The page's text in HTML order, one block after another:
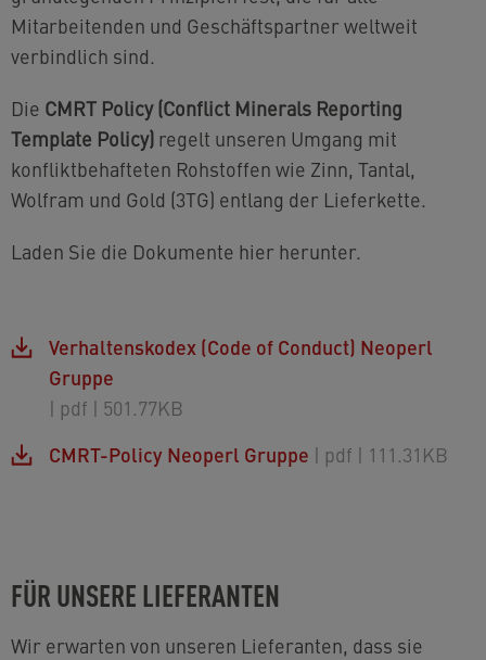
Mitarbeitenden und Geschäftspartner weltweit
verbindlich sind.
Die CMRT Policy (Conflict Minerals Reporting
Template Policy) regelt unseren Umgang mit
konfliktbehafteten Rohstoffen wie Zinn, Tantal,
Wolfram und Gold (3TG) entlang der Lieferkette.
Laden Sie die Dokumente hier herunter.
Verhaltenskodex (Code of Conduct) Neoperl
Gruppe
| pdf | 501.77KB
CMRT-Policy Neoperl Gruppe | pdf | 111.31KB
FÜR UNSERE LIEFERANTEN
Wir erwarten von unseren Lieferanten, dass sie